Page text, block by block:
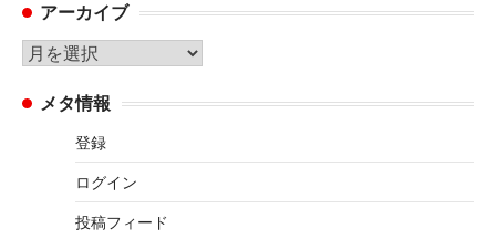
ゴ
リ
ー
アーカイブ
ア
カ メタ情報
登録
ログイン
投稿フィード